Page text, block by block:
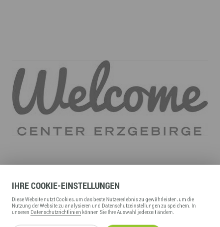
LINKS
Alle Infos zum "Welcome-Hutzn"
IHRECOOKIE-EINSTELLUNGEN
DieseWebsitenutzt Cookies, um das beste Nutzererlebnis zu gewährleisten, um die
Nutzung derWebsitezu analysieren und Datenschutzeinstellungen zu speichern. In
unseren Datenschutzrichtlinien können Sie Ihre Auswahl jederzeit ändern.